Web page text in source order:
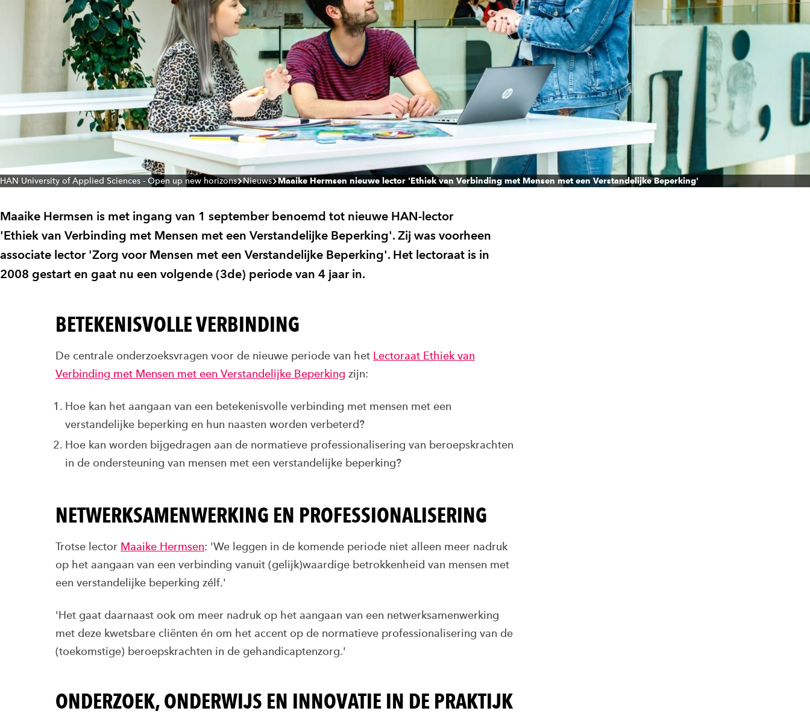
HAN University of Applied Sciences - Open up new horizons Nieuws Maaike Hermsen nieuwe lector 'Ethiek van Verbinding met Mensen met een Verstandelijke Beperking'
Maaike Hermsen is met ingang van 1 september benoemd tot nieuwe HAN-lector
'Ethiek van Verbinding met Mensen met een Verstandelijke Beperking'. Zij was voorheen
associate lector 'Zorg voor Mensen met een Verstandelijke Beperking'. Het lectoraat is in
2008 gestart en gaat nu een volgende (3de) periode van 4 jaar in.
BETEKENISVOLLE VERBINDING
De centrale onderzoeksvragen voor de nieuwe periode van het Lectoraat Ethiek van
Verbinding met Mensen met een Verstandelijke Beperking zijn:
Hoe kan het aangaan van een betekenisvolle verbinding met mensen met een
verstandelijke beperking en hun naasten worden verbeterd?
Hoe kan worden bijgedragen aan de normatieve professionalisering van beroepskrachten
in de ondersteuning van mensen met een verstandelijke beperking?
NETWERKSAMENWERKING EN PROFESSIONALISERING
Trotse lector Maaike Hermsen: 'We leggen in de komende periode niet alleen meer nadruk
op het aangaan van een verbinding vanuit (gelijk)waardige betrokkenheid van mensen met
een verstandelijke beperking zélf.'
'Het gaat daarnaast ook om meer nadruk op het aangaan van een netwerksamenwerking
met deze kwetsbare cliënten én om het accent op de normatieve professionalisering van de
(toekomstige) beroepskrachten in de gehandicaptenzorg.'
ONDERZOEK, ONDERWIJS EN INNOVATIE IN DE PRAKTIJK